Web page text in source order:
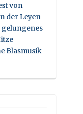
von
der Leyen
gelungenes
Blasmusik